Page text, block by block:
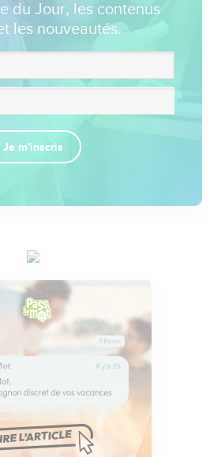
du Jour, les contenus
les nouveautés.
Je m'inscris